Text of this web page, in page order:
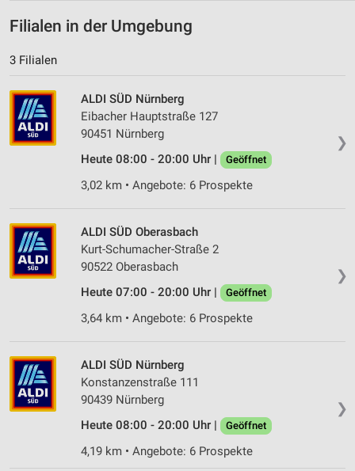
Filialen in der Umgebung
3 Filialen
❯
ALDI SÜD Nürnberg
Eibacher Hauptstraße 127
90451 Nürnberg
Heute 08:00 - 20:00 Uhr |
Geöffnet
3,02 km • Angebote: 6 Prospekte
❯
ALDI SÜD Oberasbach
Kurt-Schumacher-Straße 2
90522 Oberasbach
Heute 07:00 - 20:00 Uhr |
Geöffnet
3,64 km • Angebote: 6 Prospekte
❯
ALDI SÜD Nürnberg
Konstanzenstraße 111
90439 Nürnberg
Heute 08:00 - 20:00 Uhr |
Geöffnet
4,19 km • Angebote: 6 Prospekte